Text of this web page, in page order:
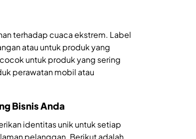
terhadap cuaca ekstrem. Label
atau untuk produk yang
untuk produk yang sering
perawatan mobil atau
Bisnis Anda
identitas unik untuk setiap
pelanggan. Berikut adalah